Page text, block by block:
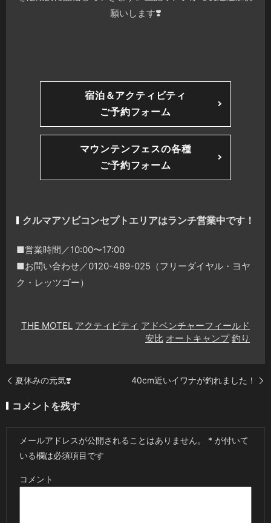
願いします❣️
宿泊＆アクティビティ
ご予約フォーム
マウンテンフェスの各種
ご予約フォーム
クルマアソビコンセプトエリアはランチ営業中です！
■営業時間／10:00〜17:00
■お問い合わせ／0120-489-025（フリーダイヤル・ヨヤ
ク・レッツゴー）
THE MOTEL アクティビティ アドベンチャーフィールド
安比 オートキャンプ 釣り
夏休みの元気❣️ 40cm近いイワナが釣れました！
コメントを残す
メールアドレスが公開されることはありません。 * が付いて
いる欄は必須項目です
コメント